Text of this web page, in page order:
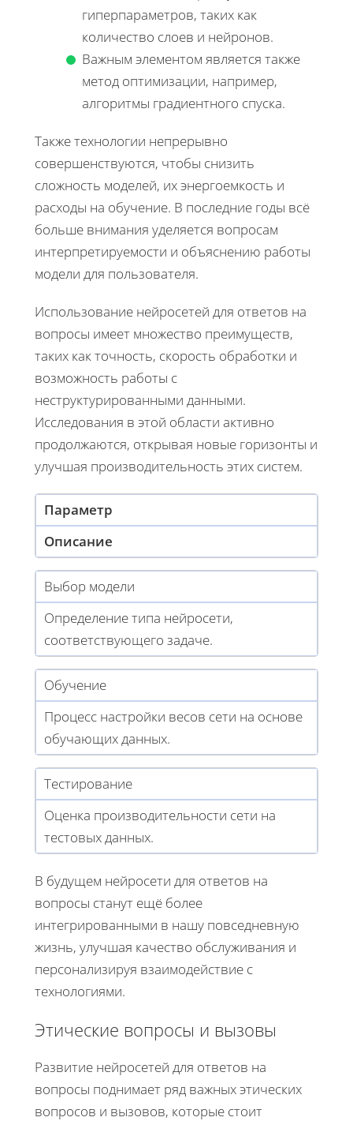
гиперпараметров, таких как
количество слоев и нейронов.
Важным элементом является также
метод оптимизации, например,
алгоритмы градиентного спуска.
Также технологии непрерывно
совершенствуются, чтобы снизить
сложность моделей, их энергоемкость и
расходы на обучение. В последние годы всё
больше внимания уделяется вопросам
интерпретируемости и объяснению работы
модели для пользователя.
Использование нейросетей для ответов на
вопросы имеет множество преимуществ,
таких как точность, скорость обработки и
возможность работы с
неструктурированными данными.
Исследования в этой области активно
продолжаются, открывая новые горизонты и
улучшая производительность этих систем.
Параметр
Описание
Выбор модели
Определение типа нейросети,
соответствующего задаче.
Обучение
Процесс настройки весов сети на основе
обучающих данных.
Тестирование
Оценка производительности сети на
тестовых данных.
В будущем нейросети для ответов на
вопросы станут ещё более
интегрированными в нашу повседневную
жизнь, улучшая качество обслуживания и
персонализируя взаимодействие с
технологиями.
Этические вопросы и вызовы
Развитие нейросетей для ответов на
вопросы поднимает ряд важных этических
вопросов и вызовов, которые стоит